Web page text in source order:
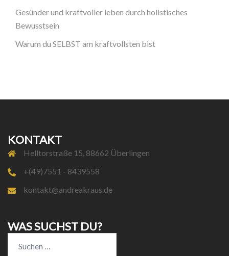
Gesünder und kraftvoller leben durch holistisches
Bewusstsein
Warum du SELBST am kraftvollsten bist
KONTAKT
Helltorstraße 15, 88662 Überlingen
+(49)7551 - 8439558
kontakt@andreakraus.de
WAS SUCHST DU?
nach: